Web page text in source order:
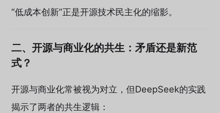
“低成本创新”正是开源技术民主化的缩影。
二、开源与商业化的共生：矛盾还是新范
式？
开源与商业化常被视为对立，但DeepSeek的实践
揭示了两者的共生逻辑：